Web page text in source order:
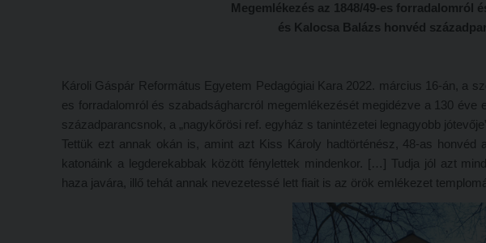
Megemlékezés az 1848/49-es forradalomról
és Kalocsa Balázs honvéd
Károli Gáspár Református Egyetem Pedagógiai Kara 2022. március 16-án, a
es forradalomról és szabadságharcról megemlékezését megidézve a 130 éve
századparancsnok, a „nagykőrösi ref. egyház s tanintézetei legnagyobb
Tettük ezt annak okán is, amint azt Kiss Károly hadtörténész, 48-as honvéd
katonáink a legderekabbak között fénylettek mindenkor. […] Tudja jól azt
haza javára, illő tehát annak nevezetessé lett fiait is az örök emlékezet